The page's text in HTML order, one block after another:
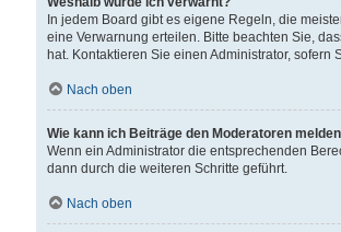
In jedem Board gibt es eigene Regeln, die
eine Verwarnung erteilen. Bitte beachten Sie,
hat. Kontaktieren Sie einen Administrator,
Nach oben
Wie kann ich Beiträge den Moderatoren
Wenn ein Administrator die entsprechenden
dann durch die weiteren Schritte geführt.
Nach oben